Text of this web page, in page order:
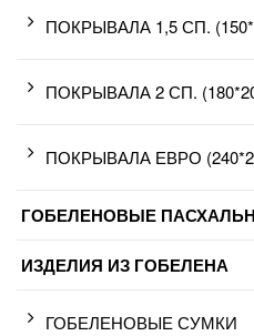
ПОКРЫВАЛА 1,5 СП.
ПОКРЫВАЛА 2 СП.
ПОКРЫВАЛА ЕВРО
ГОБЕЛЕНОВЫЕ
ИЗДЕЛИЯ ИЗ ГОБЕЛЕНА
ГОБЕЛЕНОВЫЕ СУМКИ